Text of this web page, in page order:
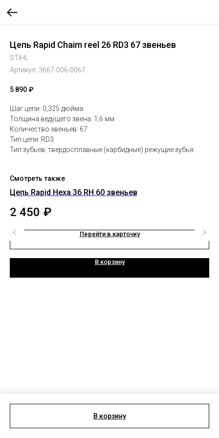
Цепь Rapid Chaim reel 26 RD3 67 звеньев
STIHL
Артикул: 3667-006-0067
5 890 ₽
В корзину
Шаг цепи: 0,325 дюйма
Толщина ведущего звена: 1,6 мм
Количество звеньев: 67
Тип цепи: RD3
Тип зубьев: твердосплавные (карбидные) режущие зубья
Смотреть также
Цепь Rapid Hexa 36 RH 60 звеньев
2 450 ₽
Перейти в карточку
В корзину